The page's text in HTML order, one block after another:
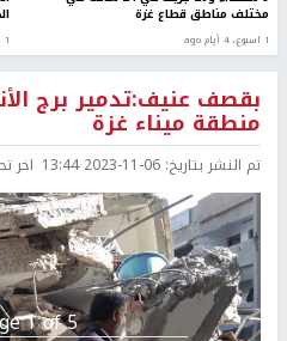
مختلف مناطق قطاع غزة
1 اسبوع.، 4 أيام ago 1 شهر ago
بقصف عنيف:تدمير برج
منطقة ميناء غزة
تم النشر بتاريخ: 2023-11-06 13:44 اخر
1 of 5.